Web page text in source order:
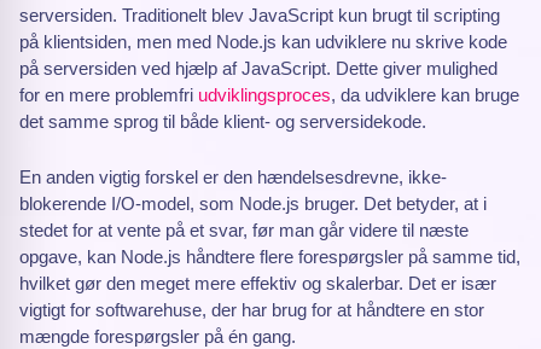
serversiden. Traditionelt blev JavaScript kun brugt til scripting
på klientsiden, men med Node.js kan udviklere nu skrive kode
på serversiden ved hjælp af JavaScript. Dette giver mulighed
for en mere problemfri udviklingsproces, da udviklere kan bruge
det samme sprog til både klient- og serversidekode.
En anden vigtig forskel er den hændelsesdrevne, ikke-
blokerende I/O-model, som Node.js bruger. Det betyder, at i
stedet for at vente på et svar, før man går videre til næste
opgave, kan Node.js håndtere flere forespørgsler på samme tid,
hvilket gør den meget mere effektiv og skalerbar. Det er især
vigtigt for softwarehuse, der har brug for at håndtere en stor
mængde forespørgsler på én gang.